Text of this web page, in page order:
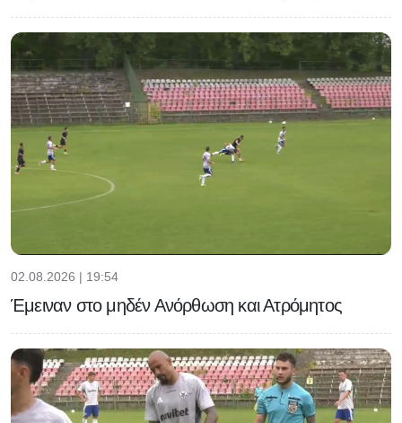
02.08.2026 | 19:54
Έμειναν στο μηδέν Ανόρθωση και Ατρόμητος